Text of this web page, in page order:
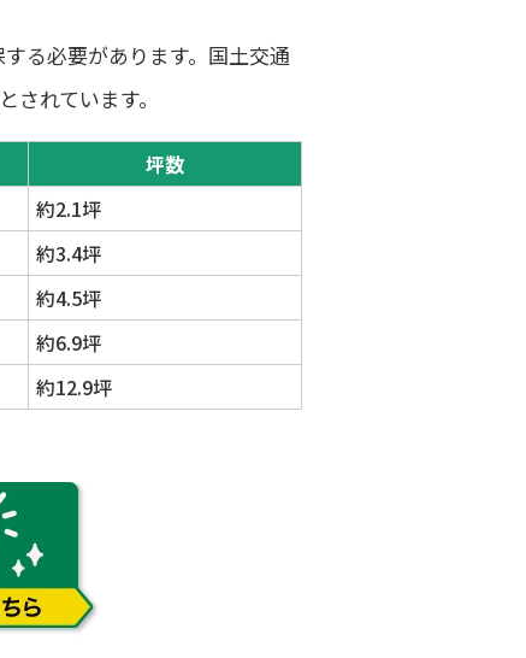
る必要があります。国土交通
れています。
坪数
約2.1坪
約3.4坪
約4.5坪
約6.9坪
約12.9坪